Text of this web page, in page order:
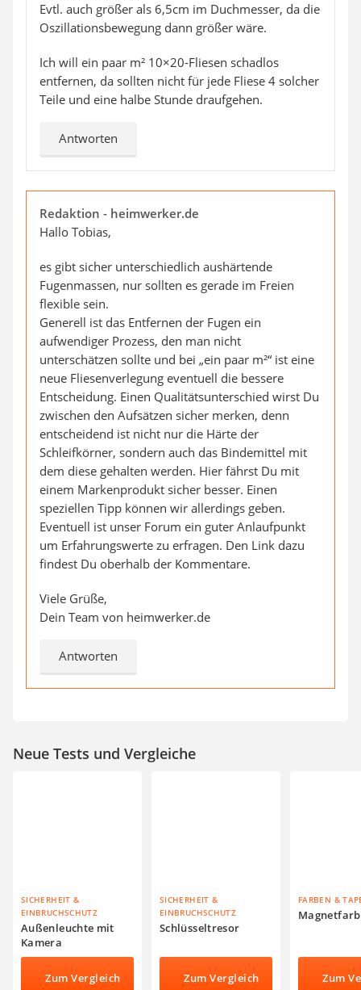
Evtl. auch größer als 6,5cm im Duchmesser, da die
Oszillationsbewegung dann größer wäre.
Ich will ein paar m² 10×20-Fliesen schadlos
entfernen, da sollten nicht für jede Fliese 4 solcher
Teile und eine halbe Stunde draufgehen.
Antworten
Redaktion - heimwerker.de
Hallo Tobias,
es gibt sicher unterschiedlich aushärtende
Fugenmassen, nur sollten es gerade im Freien
flexible sein.
Generell ist das Entfernen der Fugen ein
aufwendiger Prozess, den man nicht
unterschätzen sollte und bei „ein paar m²“ ist eine
neue Fliesenverlegung eventuell die bessere
Entscheidung. Einen Qualitätsunterschied wirst Du
zwischen den Aufsätzen sicher merken, denn
entscheidend ist nicht nur die Härte der
Schleifkörner, sondern auch das Bindemittel mit
dem diese gehalten werden. Hier fährst Du mit
einem Markenprodukt sicher besser. Einen
speziellen Tipp können wir allerdings geben.
Eventuell ist unser Forum ein guter Anlaufpunkt
um Erfahrungswerte zu erfragen. Den Link dazu
findest Du oberhalb der Kommentare.
Viele Grüße,
Dein Team von heimwerker.de
Antworten
Neue Tests und Vergleiche
SICHERHEIT &
EINBRUCHSCHUTZ
Außenleuchte mit
Kamera
Zum Vergleich
SICHERHEIT &
EINBRUCHSCHUTZ
Schlüsseltresor
Zum Vergleich
FARBEN &
Zum